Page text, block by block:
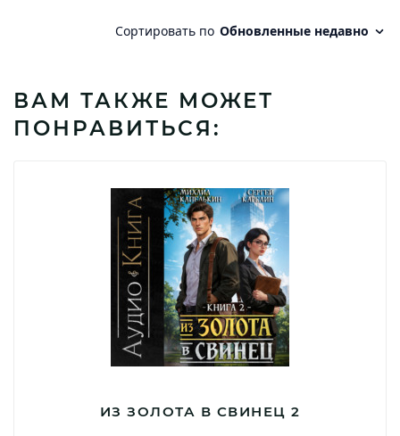
ВАМ ТАКЖЕ МОЖЕТ
ПОНРАВИТЬСЯ:
ИЗ ЗОЛОТА В СВИНЕЦ 2